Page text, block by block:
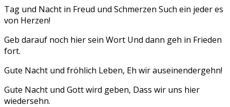
Tag und Nacht in Freud und Schmerzen Such ein jeder es
von Herzen!
Geb darauf noch hier sein Wort Und dann geh in Frieden
fort.
Gute Nacht und fröhlich Leben, Eh wir auseinendergehn!
Gute Nacht und Gott wird geben, Dass wir uns hier
wiedersehn.